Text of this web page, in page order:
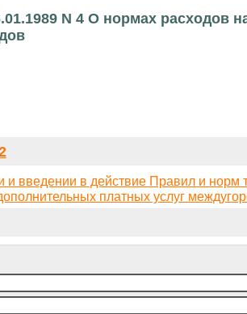
N 4 О нормах расходов
в действие Правил и норм
платных услуг